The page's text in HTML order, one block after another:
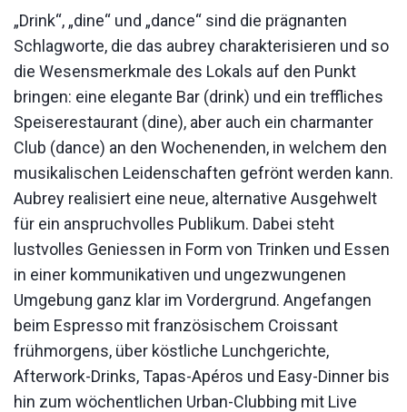
„Drink“, „dine“ und „dance“ sind die prägnanten
Schlagworte, die das aubrey charakterisieren und so
die Wesensmerkmale des Lokals auf den Punkt
bringen: eine elegante Bar (drink) und ein treffliches
Speiserestaurant (dine), aber auch ein charmanter
Club (dance) an den Wochenenden, in welchem den
musikalischen Leidenschaften gefrönt werden kann.
Aubrey realisiert eine neue, alternative Ausgehwelt
für ein anspruchvolles Publikum. Dabei steht
lustvolles Geniessen in Form von Trinken und Essen
in einer kommunikativen und ungezwungenen
Umgebung ganz klar im Vordergrund. Angefangen
beim Espresso mit französischem Croissant
frühmorgens, über köstliche Lunchgerichte,
Afterwork-Drinks, Tapas-Apéros und Easy-Dinner bis
hin zum wöchentlichen Urban-Clubbing mit Live